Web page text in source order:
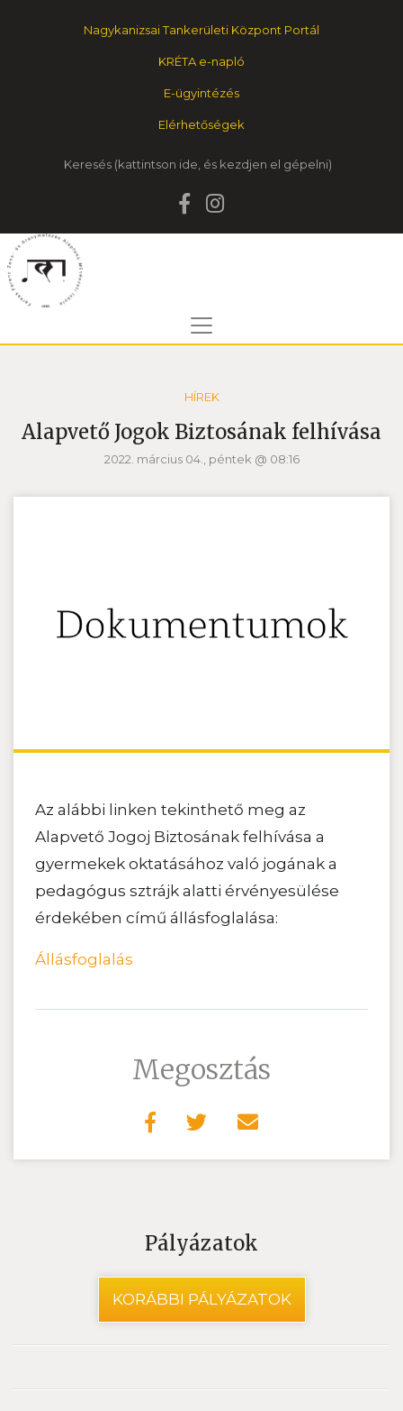
Nagykanizsai Tankerületi Központ Portál
KRÉTA e-napló
E-ügyintézés
Elérhetőségek
Keresés
HÍREK
Alapvető Jogok Biztosának felhívása
2022. március 04., péntek @ 08:16
Az alábbi linken tekinthető meg az
Alapvető Jogoj Biztosának felhívása a
gyermekek oktatásához való jogának a
pedagógus sztrájk alatti érvényesülése
érdekében című állásfoglalása:
Állásfoglalás
Megosztás
Pályázatok
KORÁBBI PÁLYÁZATOK